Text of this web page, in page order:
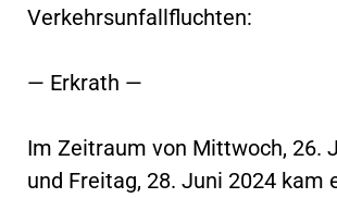
Verkehrsunfallfluchten:
— Erkrath —
Im Zeitraum von Mittwoch, 26.
und Freitag, 28. Juni 2024 kam